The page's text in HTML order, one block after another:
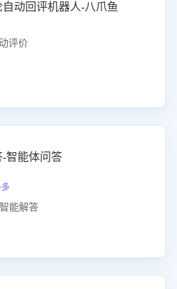
动回评机器人-八爪鱼
评价
-智能体问答
能解答